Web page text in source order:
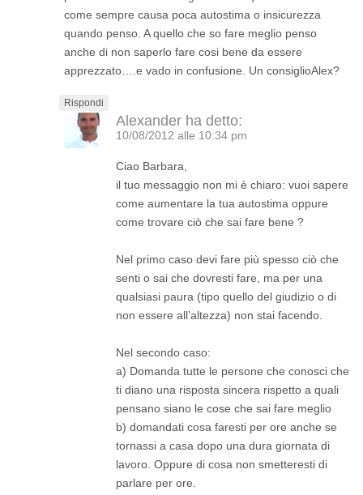
come sempre causa poca autostima o insicurezza
quando penso. A quello che so fare meglio penso
anche di non saperlo fare cosi bene da essere
apprezzato….e vado in confusione. Un consiglioAlex?
Rispondi
Alexander ha detto:
10/08/2012 alle 10:34 pm
Ciao Barbara,
il tuo messaggio non mi è chiaro: vuoi sapere
come aumentare la tua autostima oppure
come trovare ciò che sai fare bene ?
Nel primo caso devi fare più spesso ciò che
senti o sai che dovresti fare, ma per una
qualsiasi paura (tipo quello del giudizio o di
non essere all’altezza) non stai facendo.
Nel secondo caso:
a) Domanda tutte le persone che conosci che
ti diano una risposta sincera rispetto a quali
pensano siano le cose che sai fare meglio
b) domandati cosa faresti per ore anche se
tornassi a casa dopo una dura giornata di
lavoro. Oppure di cosa non smetteresti di
parlare per ore.